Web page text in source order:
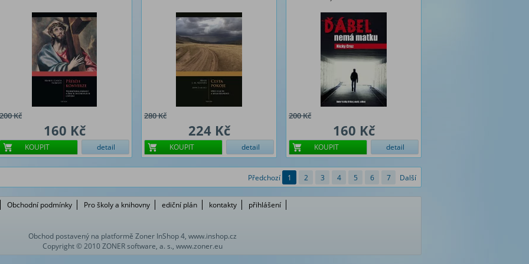
200 Kč
160 Kč
KOUPIT detail
280 Kč
224 Kč
KOUPIT detail
200 Kč
160 Kč
KOUPIT detail
Předchozí 1 2 3 4 5 6 7 Další
Obchodní podmínky Pro školy a knihovny ediční plán kontakty přihlášení
Obchod postavený na platformě Zoner InShop 4, www.inshop.cz
Copyright © 2010 ZONER software, a. s., www.zoner.eu